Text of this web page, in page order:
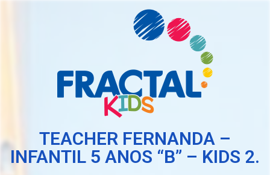
TEACHER FERNANDA –
INFANTIL 5 ANOS “B” – KIDS 2.